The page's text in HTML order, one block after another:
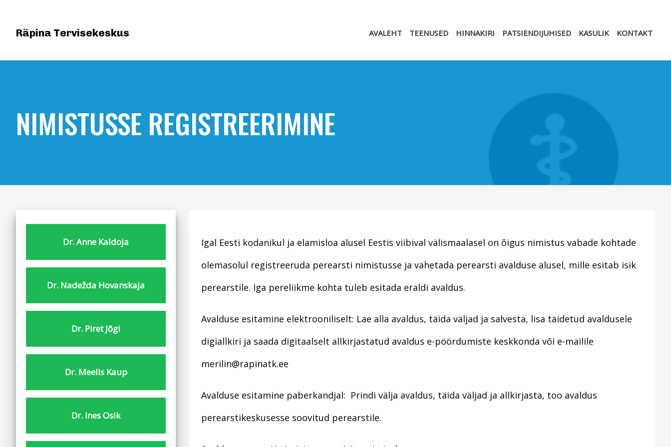
Räpina Tervisekeskus AVALEHT TEENUSED HINNAKIRI PATSIENDIJUHISED KASULIK KONTAKT
NIMISTUSSE REGISTREERIMINE
Dr. Anne Kaldoja
Dr. Nadežda Hovanskaja
Dr. Piret Jõgi
Dr. Meelis Kaup
Dr. Ines Osik
Igal Eesti kodanikul ja elamisloa alusel Eestis viibival välismaalasel on õigus nimistus vabade kohtade
olemasolul registreeruda perearsti nimistusse ja vahetada perearsti avalduse alusel, mille esitab isik
perearstile. Iga pereliikme kohta tuleb esitada eraldi avaldus.
Avalduse esitamine elektrooniliselt: Lae alla avaldus, täida väljad ja salvesta, lisa täidetud avaldusele
digiallkiri ja saada digitaalselt allkirjastatud avaldus e-pöördumiste keskkonda või e-mailile
merilin@rapinatk.ee
Avalduse esitamine paberkandjal: Prindi välja avaldus, täida väljad ja allkirjasta, too avaldus
perearstikeskusesse soovitud perearstile.